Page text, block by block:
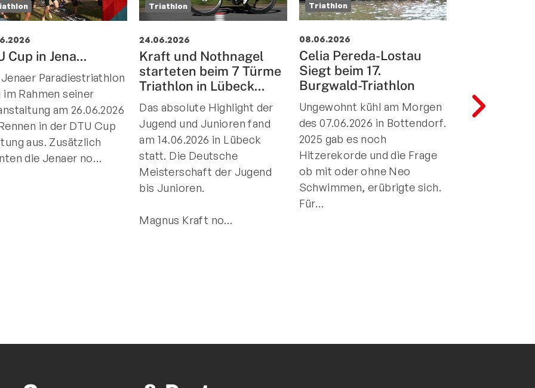
Cup in Jena...
Paradiestriathlon
Rahmen seiner
am 26.06.2026
in der DTU Cup
aus. Zusätzlich
die Jenaer no…
Triathlon
24.06.2026
Kraft und Nothnagel
starteten beim 7 Türme
Triathlon in Lübeck...
Das absolute Highlight der
Jugend und Junioren fand
am 14.06.2026 in Lübeck
statt. Die Deutsche
Meisterschaft der Jugend
bis Junioren.
Magnus Kraft no…
Triathlon
08.06.2026
Celia Pereda-Lostau
Siegt beim 17.
Burgwald-Triathlon
Ungewohnt kühl am Morgen
des 07.06.2026 in Bottendorf.
2025 gab es noch
Hitzerekorde und die Frage
ob mit oder ohne Neo
Schwimmen, erübrigte sich.
Für…
Der